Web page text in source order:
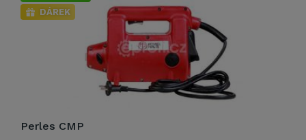
DÁREK
Perles CMP